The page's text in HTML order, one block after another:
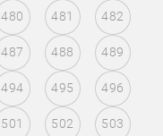
480 481 482
487 488 489
494 495 496
501 502 503